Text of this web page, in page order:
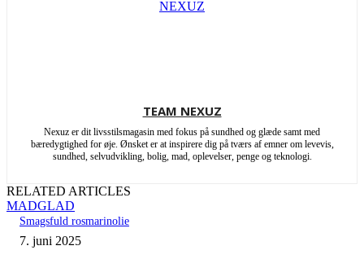
TEAM NEXUZ
Nexuz er dit livsstilsmagasin med fokus på sundhed og glæde samt med
bæredygtighed for øje. Ønsket er at inspirere dig på tværs af emner om levevis,
sundhed, selvudvikling, bolig, mad, oplevelser, penge og teknologi.
RELATED ARTICLES
MADGLAD
Smagsfuld rosmarinolie
7. juni 2025